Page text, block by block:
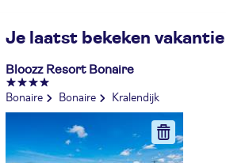
Je laatst bekeken vakantie
Bloozz Resort Bonaire
Bonaire Bonaire Kralendijk
Slimme prijsgarantie